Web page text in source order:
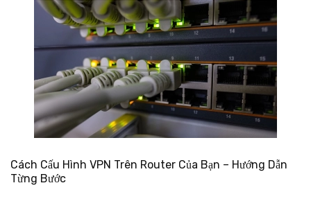
Cách Cấu Hình VPN Trên Router Của Bạn – Hướng Dẫn
Từng Bước